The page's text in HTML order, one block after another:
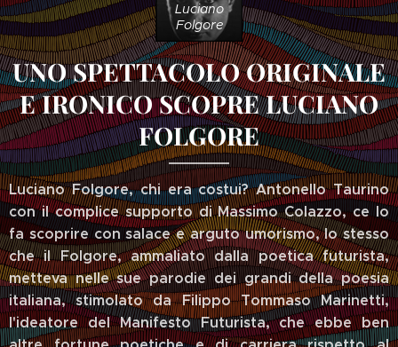
Luciano
Folgore
UNO SPETTACOLO ORIGINALE
E IRONICO SCOPRE LUCIANO
FOLGORE
Luciano Folgore, chi era costui? Antonello Taurino
con il complice supporto di Massimo Colazzo, ce lo
fa scoprire con salace e arguto umorismo, lo stesso
che il Folgore, ammaliato dalla poetica futurista,
metteva nelle sue parodie dei grandi della poesia
italiana, stimolato da Filippo Tommaso Marinetti,
l'ideatore del Manifesto Futurista, che ebbe ben